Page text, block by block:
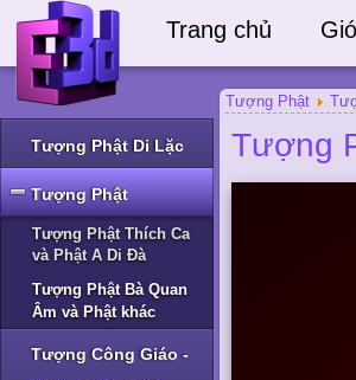
Trang chủ
Tượng Phật
Tượng
Tượng Phật Di Lặc
Tượng Phật
Tượng Phật Thích Ca
và Phật A Di Đà
Tượng Phật Bà Quan
Âm và Phật khác
Tượng Công Giáo -